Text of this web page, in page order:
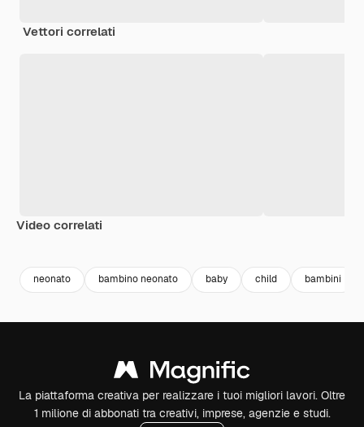
Vettori correlati
Video correlati
neonato bambino neonato baby child bambini
La piattaforma creativa per realizzare i tuoi migliori lavori. Oltre
1 milione di abbonati tra creativi, imprese, agenzie e studi.